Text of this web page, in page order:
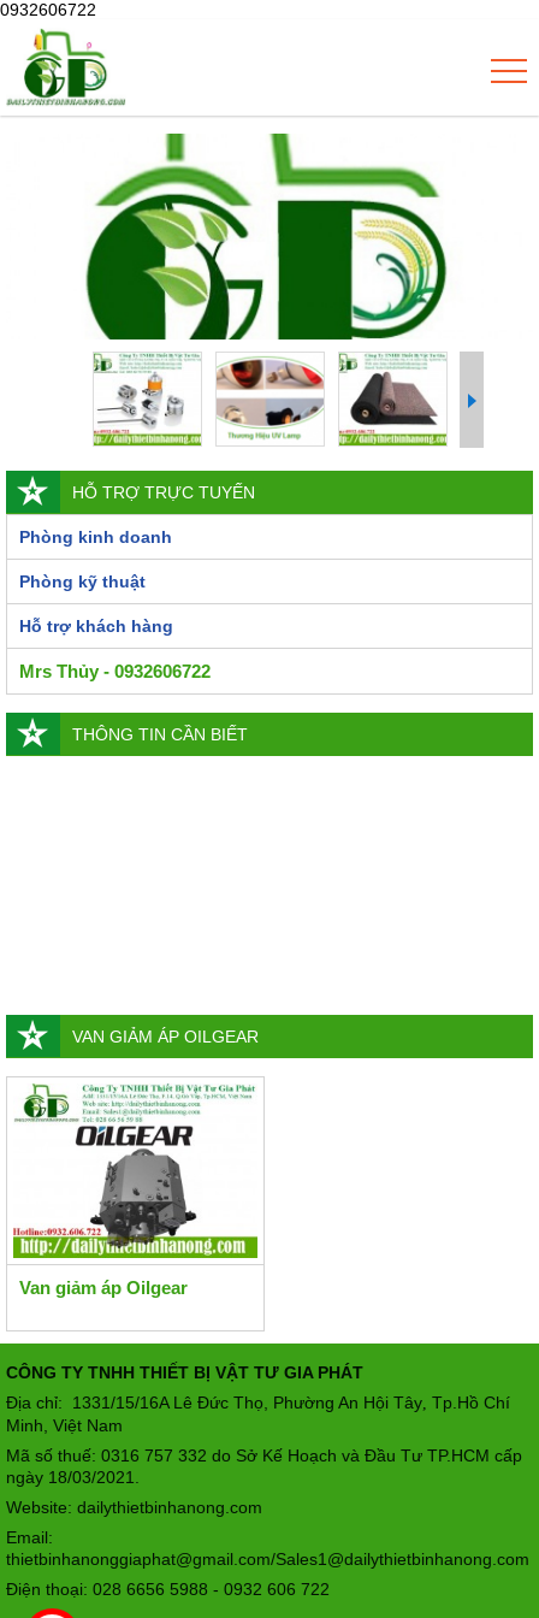
0932606722
HỖ TRỢ TRỰC TUYẾN
Phòng kinh doanh
Phòng kỹ thuật
Hỗ trợ khách hàng
Mrs Thủy - 0932606722
THÔNG TIN CẦN BIẾT
VAN GIẢM ÁP OILGEAR
Van giảm áp Oilgear
CÔNG TY TNHH THIẾT BỊ VẬT TƯ GIA PHÁT
Địa chỉ: 1331/15/16A Lê Đức Thọ, Phường An Hội Tây Tp.Hồ Chí
Minh, Việt Nam
Mã số thuế: 0316 757 332 do Sở Kế Hoạch và Đầu Tư TP.HCM cấp
ngày 18/03/2021.
Website: dailythietbinhanong.com
Email:
thietbinhanonggiaphat@gmail.com/Sales1@dailythietbinhanong.com
Điện thoại: 028 6656 5988 - 0932 606 722